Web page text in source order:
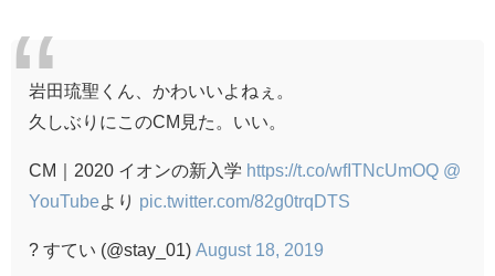
岩田琉聖くん、かわいいよねぇ。
久しぶりにこのCM見た。いい。
CM｜2020 イオンの新入学 https://t.co/wfITNcUmOQ @
YouTube より pic.twitter.com/82g0trqDTS
? すてい (@stay_01) August 18, 2019